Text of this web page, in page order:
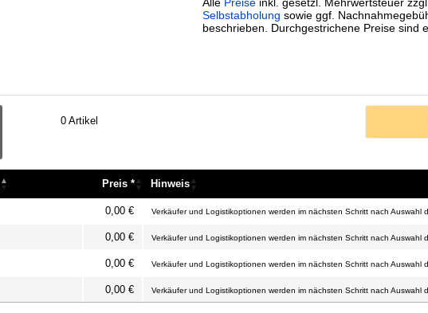
Selbstabholung sowie ggf.
beschrieben. Durchgestrichene Preise sind
0 Artikel
Preis *
Hinweis
Preis *
0,00 € Verkäufer und Logistikoptionen werden im nächsten Schritt nach Auswahl
0,00 € Verkäufer und Logistikoptionen werden im nächsten Schritt nach Auswahl
0,00 € Verkäufer und Logistikoptionen werden im nächsten Schritt nach Auswahl
0,00 € Verkäufer und Logistikoptionen werden im nächsten Schritt nach Auswahl